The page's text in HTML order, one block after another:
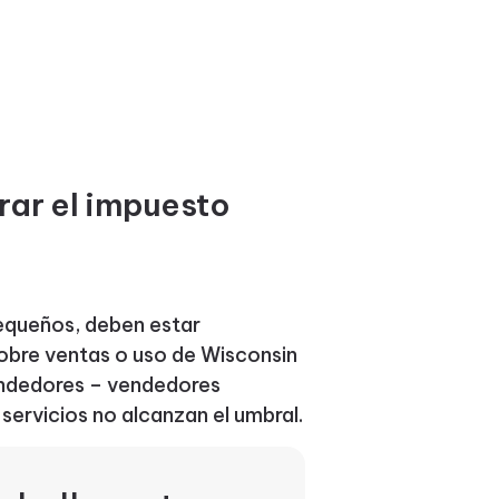
el impuesto
deben estar
ventas o uso de Wisconsin
– vendedores
no alcanzan el umbral.